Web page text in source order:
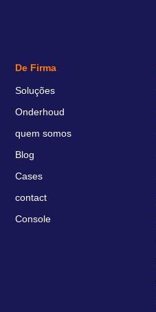
De Firma
Soluções
Onderhoud
quem somos
Blog
Cases
contact
Console